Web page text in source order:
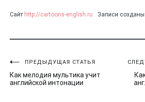
Сайт http://cartoons-english.ru Записи созданы
Навигация
по
ПРЕДЫДУЩАЯ СТАТЬЯ
Как мелодия мультика учит
английской интонации